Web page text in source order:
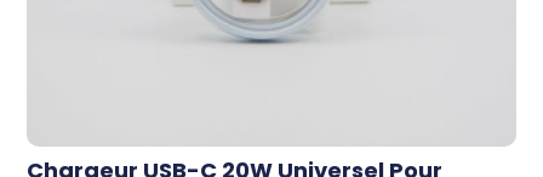
Chargeur USB-C 20W Universel Pour